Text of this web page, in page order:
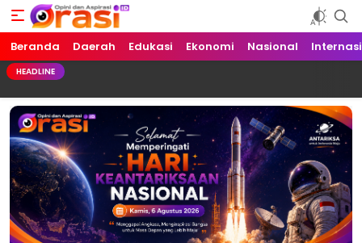
Orasi.ID
Opini dan Aspirasi!
Beranda Daerah Edukasi Ekonomi Nasional
HEADLINE